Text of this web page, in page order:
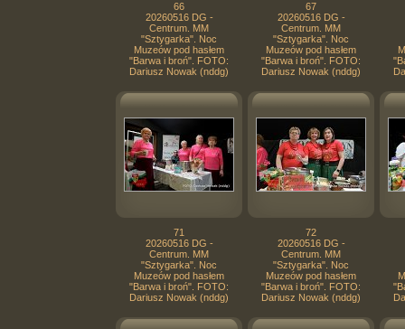
66
20260516 DG -
Centrum. MM
"Sztygarka". Noc
Muzeów pod hasłem
"Barwa i broń". FOTO:
Dariusz Nowak (nddg)
67
20260516 DG -
Centrum. MM
"Sztygarka". Noc
Muzeów pod hasłem
"Barwa i broń". FOTO:
Dariusz Nowak (nddg)
71
20260516 DG -
Centrum. MM
"Sztygarka". Noc
Muzeów pod hasłem
"Barwa i broń". FOTO:
Dariusz Nowak (nddg)
72
20260516 DG -
Centrum. MM
"Sztygarka". Noc
Muzeów pod hasłem
"Barwa i broń". FOTO:
Dariusz Nowak (nddg)